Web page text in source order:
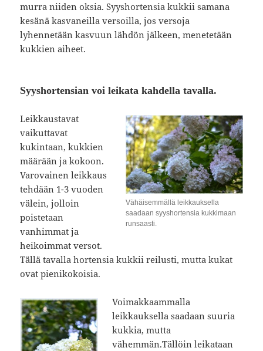
murra niiden oksia. Syyshortensia kukkii samana
kesänä kasvaneilla versoilla, jos versoja
lyhennetään kasvuun lähdön jälkeen, menetetään
kukkien aiheet.
Syyshortensian voi leikata kahdella tavalla.
Vähäisemmällä leikkauksella
saadaan syyshortensia kukkimaan
runsaasti.
Leikkaustavat
vaikuttavat
kukintaan, kukkien
määrään ja kokoon.
Varovainen leikkaus
tehdään 1-3 vuoden
välein, jolloin
poistetaan
vanhimmat ja
heikoimmat versot.
Tällä tavalla hortensia kukkii reilusti, mutta kukat
ovat pienikokoisia.
Voimakkaammalla
leikkauksella saadaan suuria
kukkia, mutta
vähemmän.Tällöin leikataan